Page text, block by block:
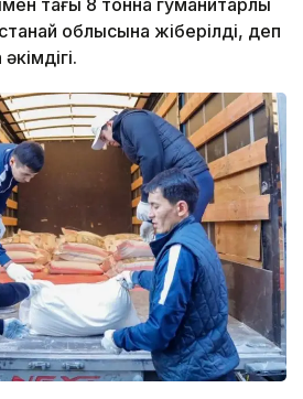
тағы 8 тонна гуманитарлық
облысына жіберілді, деп